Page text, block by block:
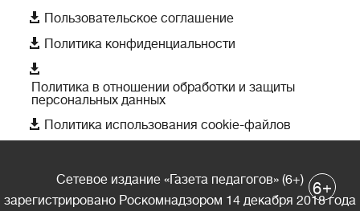
 Пользовательское соглашение
 Политика конфиденциальности

Политика в отношении обработки и защиты
персональных данных
 Политика использования cookie-файлов
Сетевое издание «Газета педагогов» (6+)
зарегистрировано Роскомнадзором 14 декабря 2018 года
6+